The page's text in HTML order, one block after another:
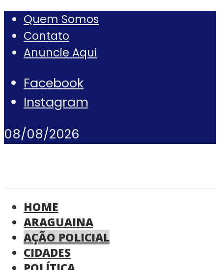
Quem Somos
Contato
Anuncie Aqui
Facebook
Instagram
08/08/2026
HOME
ARAGUAINA
AÇÃO POLICIAL
CIDADES